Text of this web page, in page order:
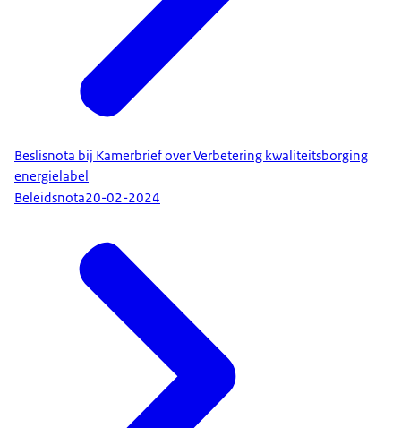
Beslisnota bij Kamerbrief over Verbetering kwaliteitsborging
energielabel
Beleidsnota20-02-2024